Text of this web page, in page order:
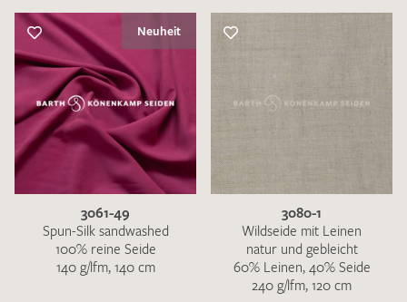
Neuheit
3061-49
Spun-Silk sandwashed
100% reine Seide
140 g/lfm, 140 cm
3080-1
Wildseide mit Leinen
natur und gebleicht
60% Leinen, 40% Seide
240 g/lfm, 120 cm